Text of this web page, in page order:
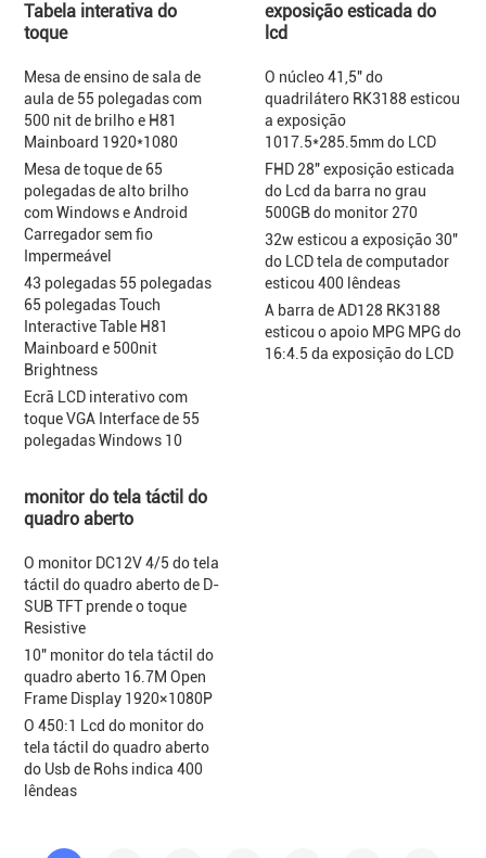
Tabela interativa do
toque
Mesa de ensino de sala de
aula de 55 polegadas com
500 nit de brilho e H81
Mainboard 1920*1080
Mesa de toque de 65
polegadas de alto brilho
com Windows e Android
Carregador sem fio
Impermeável
43 polegadas 55 polegadas
65 polegadas Touch
Interactive Table H81
Mainboard e 500nit
Brightness
Ecrã LCD interativo com
toque VGA Interface de 55
polegadas Windows 10
exposição esticada do
lcd
O núcleo 41,5" do
quadrilátero RK3188 esticou
a exposição
1017.5*285.5mm do LCD
FHD 28" exposição esticada
do Lcd da barra no grau
500GB do monitor 270
32w esticou a exposição 30"
do LCD tela de computador
esticou 400 lêndeas
A barra de AD128 RK3188
esticou o apoio MPG MPG do
16:4.5 da exposição do LCD
monitor do tela táctil do
quadro aberto
O monitor DC12V 4/5 do tela
táctil do quadro aberto de D-
SUB TFT prende o toque
Resistive
10" monitor do tela táctil do
quadro aberto 16.7M Open
Frame Display 1920×1080P
O 450:1 Lcd do monitor do
tela táctil do quadro aberto
do Usb de Rohs indica 400
lêndeas